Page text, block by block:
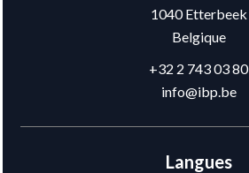
1040Etterbeek
Belgique
+32 2 743 03 80
info@ibp.be
Langues